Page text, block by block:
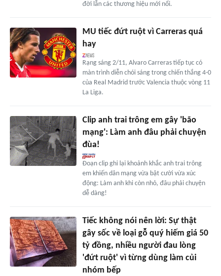
đời lẫn các thương hiệu mới nổi.
MU tiếc đứt ruột vì Carreras quá
hay
Rạng sáng 2/11, Alvaro Carreras tiếp tục có
màn trình diễn chói sáng trong chiến thắng 4-0
của Real Madrid trước Valencia thuộc vòng 11
La Liga.
Clip anh trai trông em gây 'bão
mạng': Làm anh đâu phải chuyện
đùa!
Đoạn clip ghi lại khoảnh khắc anh trai trông
em khiến dân mạng vừa bật cười vừa xúc
động: Làm anh khi còn nhỏ, đâu phải chuyện
dễ dàng!
Tiếc không nói nên lời: Sự thật
gây sốc về loại gỗ quý hiếm giá 50
tỷ đồng, nhiều người đau lòng
'đứt ruột' vì từng dùng làm củi
nhóm bếp